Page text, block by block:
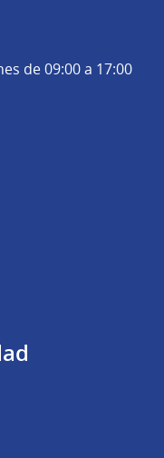
de 09:00 a 17:00